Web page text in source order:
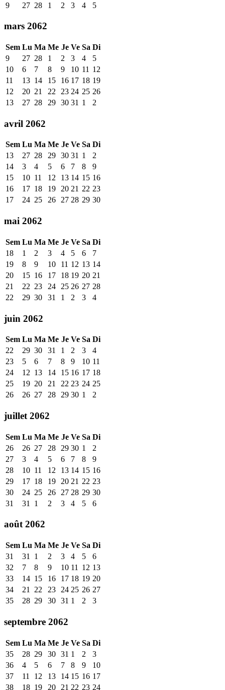
9
27 28 1 2 3 4 5
mars 2062
Sem Lu Ma Me Je Ve Sa Di
9
27 28 1 2 3 4
5
10
6 7 8 9 10 11 12
11
13 14 15 16 17 18 19
12
20 21 22 23 24 25 26
13
27 28 29 30 31 1 2
avril 2062
Sem Lu Ma Me Je Ve Sa Di
13
27 28 29 30 31 1
2
14
3 4 5 6 7 8
9
15
10 11 12 13 14 15 16
16
17 18 19 20 21 22 23
17
24 25 26 27 28 29 30
mai 2062
Sem Lu Ma Me Je Ve Sa Di
18
1 2 3 4 5 6
7
19
8 9 10 11 12 13 14
20
15 16 17 18 19 20 21
21
22 23 24 25 26 27 28
22
29 30 31 1 2 3 4
juin 2062
Sem Lu Ma Me Je Ve Sa Di
22
29 30 31 1 2 3
4
23
5 6 7 8 9 10 11
24
12 13 14 15 16 17 18
25
19 20 21 22 23 24 25
26
26 27 28 29 30 1 2
juillet 2062
Sem Lu Ma Me Je Ve Sa Di
26
26 27 28 29 30 1
2
27
3 4 5 6 7 8
9
28
10 11 12 13 14 15 16
29
17 18 19 20 21 22 23
30
24 25 26 27 28 29 30
31
31 1 2 3 4 5 6
août 2062
Sem Lu Ma Me Je Ve Sa Di
31
31 1 2 3 4 5
6
32
7 8 9 10 11 12 13
33
14 15 16 17 18 19 20
34
21 22 23 24 25 26 27
35
28 29 30 31 1 2 3
septembre 2062
Sem Lu Ma Me Je Ve Sa Di
35
28 29 30 31 1 2
3
36
4 5 6 7 8 9
10
37
11 12 13 14 15 16 17
38
18 19 20 21 22 23 24